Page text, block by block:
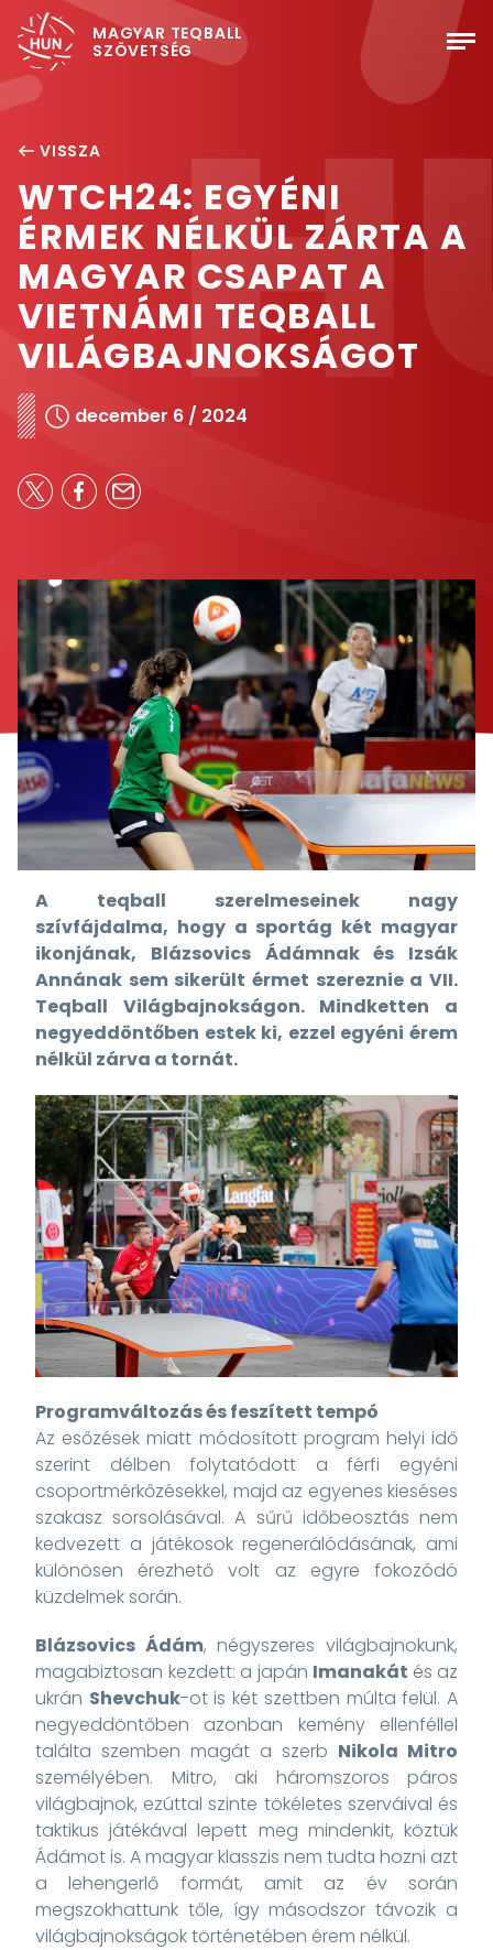
MAGYAR TEQBALL
SZÖVETSÉG
VISSZA
WTCH24: EGYÉNI
ÉRMEK NÉLKÜL ZÁRTA A
MAGYAR CSAPAT A
VIETNÁMI TEQBALL
VILÁGBAJNOKSÁGOT
december 6 / 2024
A teqball szerelmeseinek nagy
szívfájdalma, hogy a sportág két magyar
ikonjának, Blázsovics Ádámnak és Izsák
Annának sem sikerült érmet szereznie a VII.
Teqball Világbajnokságon. Mindketten a
negyeddöntőben estek ki, ezzel egyéni érem
nélkül zárva a tornát.
Programváltozás és feszített tempó
Az esőzések miatt módosított program helyi idő
szerint délben folytatódott a férfi egyéni
csoportmérkőzésekkel, majd az egyenes kieséses
szakasz sorsolásával. A sűrű időbeosztás nem
kedvezett a játékosok regenerálódásának, ami
különösen érezhető volt az egyre fokozódó
küzdelmek során.
Blázsovics Ádám, négyszeres világbajnokunk,
magabiztosan kezdett: a japán Imanakát és az
ukrán Shevchuk-ot is két szettben múlta felül. A
negyeddöntőben azonban kemény ellenféllel
találta szemben magát a szerb Nikola Mitro
személyében. Mitro, aki háromszoros páros
világbajnok, ezúttal szinte tökéletes szerváival és
taktikus játékával lepett meg mindenkit, köztük
Ádámot is. A magyar klasszis nem tudta hozni azt
a lehengerlő formát, amit az év során
megszokhattunk tőle, így másodszor távozik a
világbajnokságok történetében érem nélkül.